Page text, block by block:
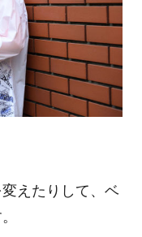
えたりして、ベ